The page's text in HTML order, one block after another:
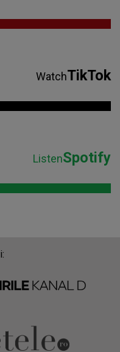
WatchTikTok
ListenSpotify